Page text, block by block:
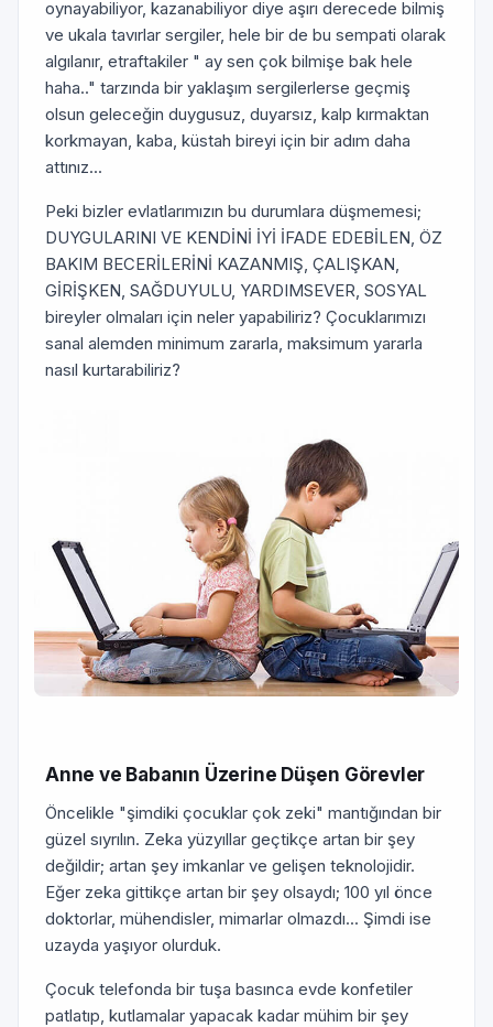
oynayabiliyor, kazanabiliyor diye aşırı derecede bilmiş
ve ukala tavırlar sergiler, hele bir de bu sempati olarak
algılanır, etraftakiler " ay sen çok bilmişe bak hele
haha.." tarzında bir yaklaşım sergilerlerse geçmiş
olsun geleceğin duygusuz, duyarsız, kalp kırmaktan
korkmayan, kaba, küstah bireyi için bir adım daha
attınız...
Peki bizler evlatlarımızın bu durumlara düşmemesi;
DUYGULARINI VE KENDİNİ İYİ İFADE EDEBİLEN, ÖZ
BAKIM BECERİLERİNİ KAZANMIŞ, ÇALIŞKAN,
GİRİŞKEN, SAĞDUYULU, YARDIMSEVER, SOSYAL
bireyler olmaları için neler yapabiliriz? Çocuklarımızı
sanal alemden minimum zararla, maksimum yararla
nasıl kurtarabiliriz?
Anne ve Babanın Üzerine Düşen Görevler
Öncelikle "şimdiki çocuklar çok zeki" mantığından bir
güzel sıyrılın. Zeka yüzyıllar geçtikçe artan bir şey
değildir; artan şey imkanlar ve gelişen teknolojidir.
Eğer zeka gittikçe artan bir şey olsaydı; 100 yıl önce
doktorlar, mühendisler, mimarlar olmazdı... Şimdi ise
uzayda yaşıyor olurduk.
Çocuk telefonda bir tuşa basınca evde konfetiler
patlatıp, kutlamalar yapacak kadar mühim bir şey